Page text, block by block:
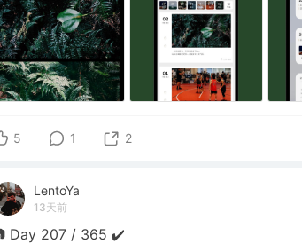
5 1 2
LentoYa
13天前
Day 207 / 365 ✔️